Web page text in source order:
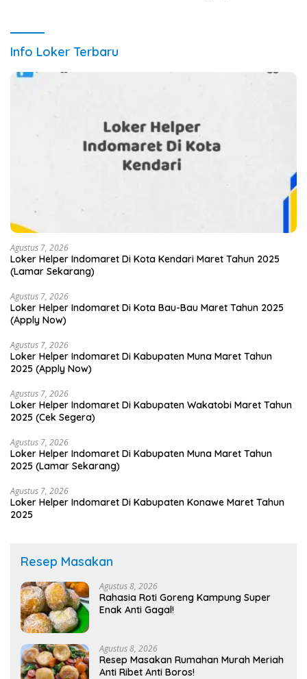
Info Loker Terbaru
Agustus 7, 2026
Loker Helper Indomaret Di Kota Kendari Maret Tahun 2025
(Lamar Sekarang)
Agustus 7, 2026
Loker Helper Indomaret Di Kota Bau-Bau Maret Tahun 2025
(Apply Now)
Agustus 7, 2026
Loker Helper Indomaret Di Kabupaten Muna Maret Tahun
2025 (Apply Now)
Agustus 7, 2026
Loker Helper Indomaret Di Kabupaten Wakatobi Maret Tahun
2025 (Cek Segera)
Agustus 7, 2026
Loker Helper Indomaret Di Kabupaten Muna Maret Tahun
2025 (Lamar Sekarang)
Agustus 7, 2026
Loker Helper Indomaret Di Kabupaten Konawe Maret Tahun
2025
Resep Masakan
Agustus 8, 2026
Rahasia Roti Goreng Kampung Super
Enak Anti Gagal!
Agustus 8, 2026
Resep Masakan Rumahan Murah Meriah
Anti Ribet Anti Boros!